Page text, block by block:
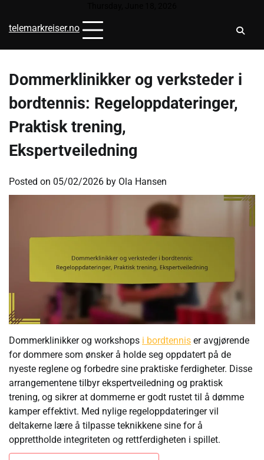
content
telemarkreiser.no
Dommerklinikker og verksteder i
bordtennis: Regeloppdateringer,
Praktisk trening,
Ekspertveiledning
Posted on 05/02/2026 by Ola Hansen
Dommerklinikker og workshops i bordtennis er avgjørende
for dommere som ønsker å holde seg oppdatert på de
nyeste reglene og forbedre sine praktiske ferdigheter. Disse
arrangementene tilbyr ekspertveiledning og praktisk
trening, og sikrer at dommerne er godt rustet til å dømme
kamper effektivt. Med nylige regeloppdateringer vil
deltakerne lære å tilpasse teknikkene sine for å
opprettholde integriteten og rettferdigheten i spillet.